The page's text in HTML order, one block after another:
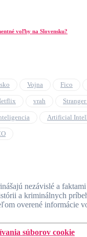
voľby na Slovensku?
Vojna Fico
vrah
Artificial
nezávislé a
a kriminálnych
overené informácie
súborov cookie